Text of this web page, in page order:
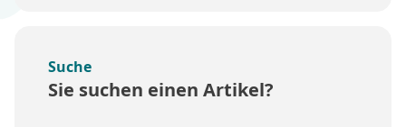
Suche
Sie suchen einen Artikel?